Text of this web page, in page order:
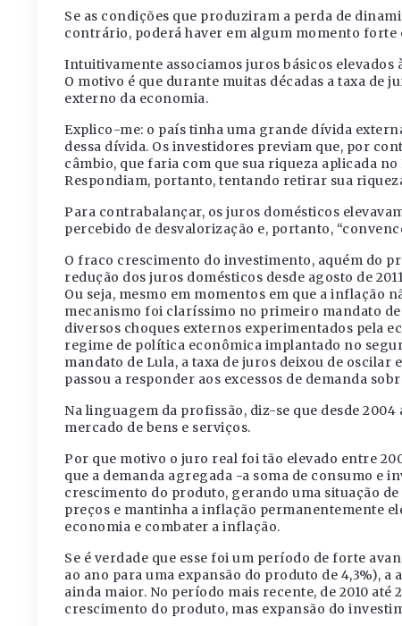
Se as condições que produziram a perda de
contrário, poderá haver em algum momento forte
Intuitivamente associamos juros básicos elevados
O motivo é que durante muitas décadas a taxa
externo da economia.
Explico-me: o país tinha uma grande dívida
dessa dívida. Os investidores previam que, por
câmbio, que faria com que sua riqueza aplicada
Respondiam, portanto, tentando retirar sua
Para contrabalançar, os juros domésticos
percebido de desvalorização e, portanto,
O fraco crescimento do investimento, aquém do
redução dos juros domésticos desde agosto de
Ou seja, mesmo em momentos em que a inflação
mecanismo foi claríssimo no primeiro mandato
diversos choques externos experimentados pela
regime de política econômica implantado no
mandato de Lula, a taxa de juros deixou de
passou a responder aos excessos de demanda
Na linguagem da profissão, diz-se que desde
mercado de bens e serviços.
Por que motivo o juro real foi tão elevado entre
que a demanda agregada -a soma de consumo e
crescimento do produto, gerando uma situação
preços e mantinha a inflação permanentemente
economia e combater a inflação.
Se é verdade que esse foi um período de forte
ao ano para uma expansão do produto de 4,3%),
ainda maior. No período mais recente, de 2010
crescimento do produto, mas expansão do